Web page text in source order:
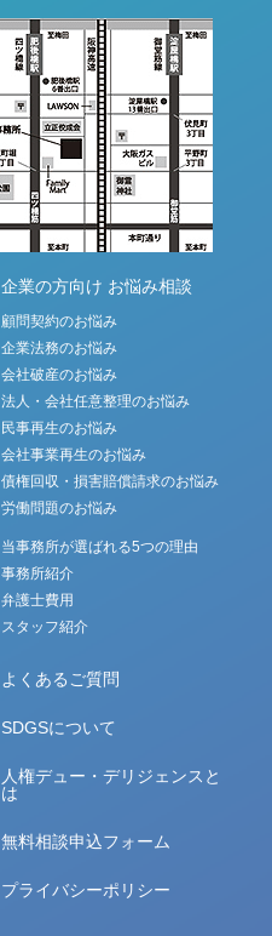
企業の方向け お悩み相談
顧問契約のお悩み
企業法務のお悩み
会社破産のお悩み
法人・会社任意整理のお悩み
民事再生のお悩み
会社事業再生のお悩み
債権回収・損害賠償請求のお悩み
労働問題のお悩み
当事務所が選ばれる5つの理由
事務所紹介
弁護士費用
スタッフ紹介
よくあるご質問
SDGSについて
人権デュー・デリジェンスと
は
無料相談申込フォーム
プライバシーポリシー